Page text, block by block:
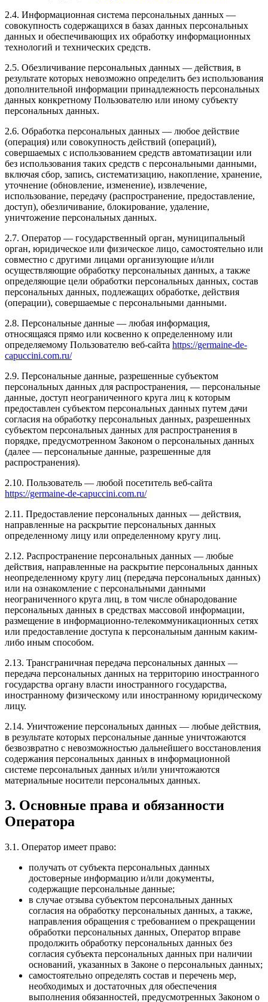
2.4. Информационная система персональных данных —
совокупность содержащихся в базах данных персональных
данных и обеспечивающих их обработку информационных
технологий и технических средств.
2.5. Обезличивание персональных данных — действия, в
результате которых невозможно определить без использования
дополнительной информации принадлежность персональных
данных конкретному Пользователю или иному субъекту
персональных данных.
2.6. Обработка персональных данных — любое действие
(операция) или совокупность действий (операций),
совершаемых с использованием средств автоматизации или
без использования таких средств с персональными данными,
включая сбор, запись, систематизацию, накопление, хранение,
уточнение (обновление, изменение), извлечение,
использование, передачу (распространение, предоставление,
доступ), обезличивание, блокирование, удаление,
уничтожение персональных данных.
2.7. Оператор — государственный орган, муниципальный
орган, юридическое или физическое лицо, самостоятельно или
совместно с другими лицами организующие и/или
осуществляющие обработку персональных данных, а также
определяющие цели обработки персональных данных, состав
персональных данных, подлежащих обработке, действия
(операции), совершаемые с персональными данными.
2.8. Персональные данные — любая информация,
относящаяся прямо или косвенно к определенному или
определяемому Пользователю веб-сайта https://germaine-de-
capuccini.com.ru/
2.9. Персональные данные, разрешенные субъектом
персональных данных для распространения, — персональные
данные, доступ неограниченного круга лиц к которым
предоставлен субъектом персональных данных путем дачи
согласия на обработку персональных данных, разрешенных
субъектом персональных данных для распространения в
порядке, предусмотренном Законом о персональных данных
(далее — персональные данные, разрешенные для
распространения).
2.10. Пользователь — любой посетитель веб-сайта
https://germaine-de-capuccini.com.ru/
2.11. Предоставление персональных данных — действия,
направленные на раскрытие персональных данных
определенному лицу или определенному кругу лиц.
2.12. Распространение персональных данных — любые
действия, направленные на раскрытие персональных данных
неопределенному кругу лиц (передача персональных данных)
или на ознакомление с персональными данными
неограниченного круга лиц, в том числе обнародование
персональных данных в средствах массовой информации,
размещение в информационно-телекоммуникационных сетях
или предоставление доступа к персональным данным каким-
либо иным способом.
2.13. Трансграничная передача персональных данных —
передача персональных данных на территорию иностранного
государства органу власти иностранного государства,
иностранному физическому или иностранному юридическому
лицу.
2.14. Уничтожение персональных данных — любые действия,
в результате которых персональные данные уничтожаются
безвозвратно с невозможностью дальнейшего восстановления
содержания персональных данных в информационной
системе персональных данных и/или уничтожаются
материальные носители персональных данных.
3. Основные права и обязанности
Оператора
3.1. Оператор имеет право:
получать от субъекта персональных данных
достоверные информацию и/или документы,
содержащие персональные данные;
в случае отзыва субъектом персональных данных
согласия на обработку персональных данных, а также,
направления обращения с требованием о прекращении
обработки персональных данных, Оператор вправе
продолжить обработку персональных данных без
согласия субъекта персональных данных при наличии
оснований, указанных в Законе о персональных данных;
самостоятельно определять состав и перечень мер,
необходимых и достаточных для обеспечения
выполнения обязанностей, предусмотренных Законом о